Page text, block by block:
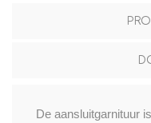
De aansluitgarnituur